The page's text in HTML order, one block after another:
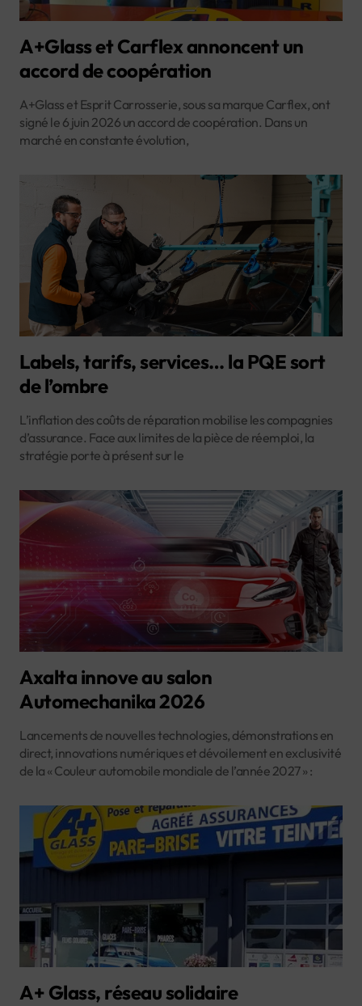
A+Glass et Carflex annoncent un
accord de coopération
A+Glass et Esprit Carrosserie, sous sa marque Carflex, ont
signé le 6 juin 2026 un accord de coopération. Dans un
marché en constante évolution,
Labels, tarifs, services… la PQE sort
de l’ombre
L’inflation des coûts de réparation mobilise les compagnies
d’assurance. Face aux limites de la pièce de réemploi, la
stratégie porte à présent sur le
Axalta innove au salon
Automechanika 2026
Lancements de nouvelles technologies, démonstrations en
direct, innovations numériques et dévoilement en exclusivité
de la « Couleur automobile mondiale de l’année 2027 » :
A+ Glass, réseau solidaire